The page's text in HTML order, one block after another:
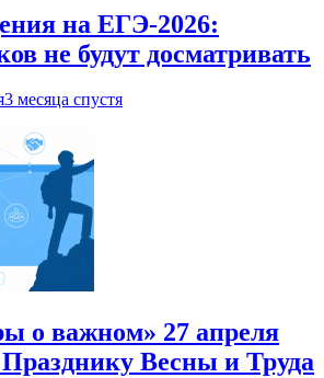
на ЕГЭ-2026:
не будут досматривать
3 месяца спустя
о важном» 27 апреля
Весны и Труда